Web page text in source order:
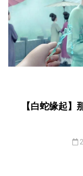
【白蛇缘起】